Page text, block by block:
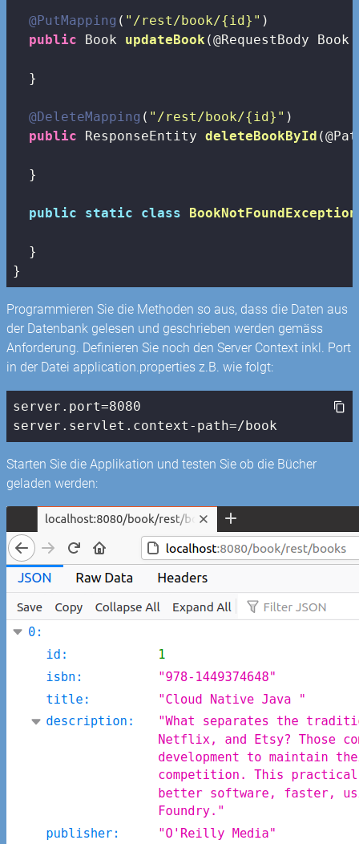
@PutMapping ( "/rest/book/{id}" )
public Book updateBook (@RequestBody
  }
@DeleteMapping ( "/rest/book/{id}" )
public ResponseEntity deleteBookById
  }
public static class BookNotFoundException
  }
}
Programmieren Sie die Methoden so aus, dass die Daten aus
der Datenbank gelesen und geschrieben werden gemäss
Anforderung. Definieren Sie noch den Server Context inkl. Port
in der Datei application.properties z.B. wie folgt:
server.port=8080
server.servlet.context-path=/book
Starten Sie die Applikation und testen Sie ob die Bücher
geladen werden: